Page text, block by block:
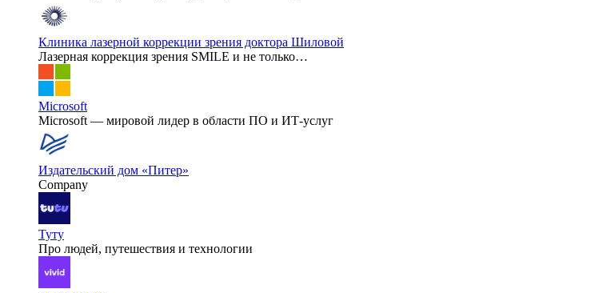
Клиника лазерной коррекции зрения доктора Шиловой
Лазерная коррекция зрения SMILE и не только…
Microsoft
Microsoft — мировой лидер в области ПО и ИТ-услуг
Издательский дом «Питер»
Company
Туту
Про людей, путешествия и технологии